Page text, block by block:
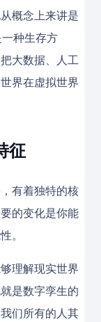
概念上来讲是
种生存方
大数据、人工
界在虚拟世界
征
有着独特的核
的变化是你能
。
理解现实世界
是数字孪生的
们所有的人其